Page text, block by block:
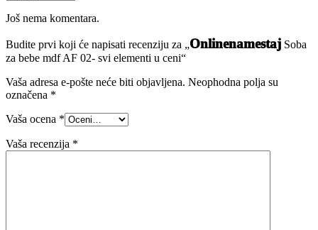
Još nema komentara.
Budite prvi koji će napisati recenziju za „Onlinenamestaj Soba
za bebe mdf AF 02- svi elementi u ceni“
Vaša adresa e-pošte neće biti objavljena. Neophodna polja su
označena *
Vaša ocena *
Vaša recenzija *